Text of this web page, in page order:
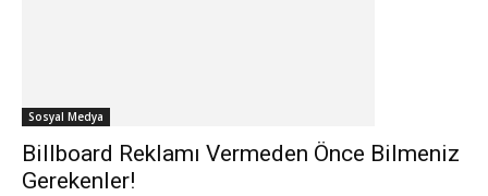
Sosyal Medya
Billboard Reklamı Vermeden Önce Bilmeniz
Gerekenler!